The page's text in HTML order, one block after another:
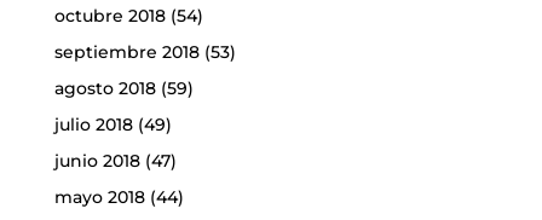
octubre 2018(54)
septiembre 2018(53)
agosto 2018(59)
julio 2018(49)
junio 2018(47)
mayo 2018(44)